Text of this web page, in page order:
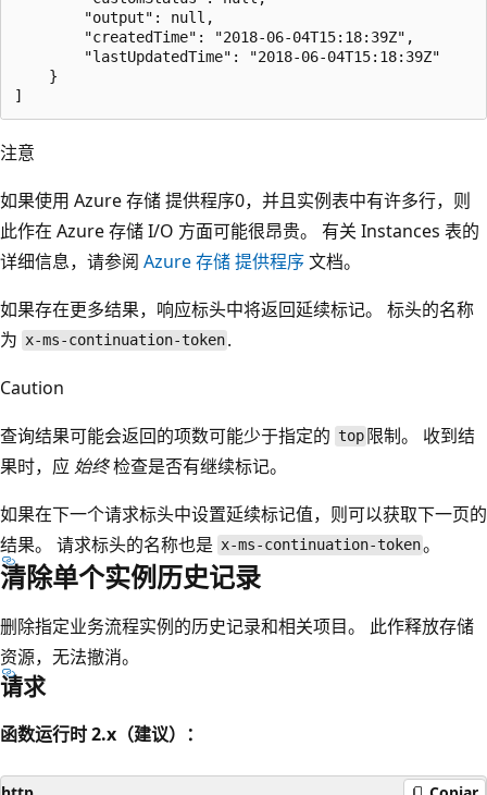
        "output": null,
        "createdTime": "2018-06-04T15:18:39Z",
        "lastUpdatedTime": "2018-06-04T15:18:39Z"
    }
注意
如果使用 Azure 存储 提供程序0，并且实例表中有许多行，则
此作在 Azure 存储 I/O 方面可能很昂贵。 有关 Instances 表的
详细信息，请参阅 Azure 存储 提供程序文档。
如果存在更多结果，响应标头中将返回延续标记。 标头的名称
为 x-ms-continuation-token .
Caution
查询结果可能会返回的项数可能少于指定的 top 限制。 收到结
果时，应 始终检查是否有继续标记。
如果在下一个请求标头中设置延续标记值，则可以获取下一页的
结果。 请求标头的名称也是 x-ms-continuation-token。
清除单个实例历史记录
删除指定业务流程实例的历史记录和相关项目。 此作释放存储
资源，无法撤消。
请求
函数运行时 2.x（建议）：